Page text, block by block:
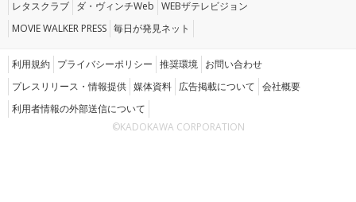
レタスクラブ ダ・ヴィンチWeb WEBザテレビジョン
MOVIE WALKER PRESS 毎日が発見ネット
利用規約 プライバシーポリシー 推奨環境 お問い合わせ
プレスリリース・情報提供 媒体資料 広告掲載について 会社概要
利用者情報の外部送信について
©KADOKAWA CORPORATION